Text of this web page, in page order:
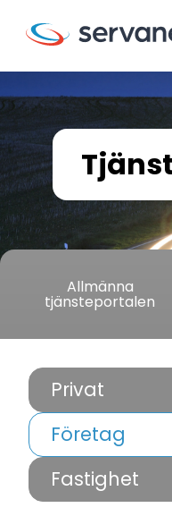
Allmänna
tjänsteportalen
Privat
Företag
Fastighet